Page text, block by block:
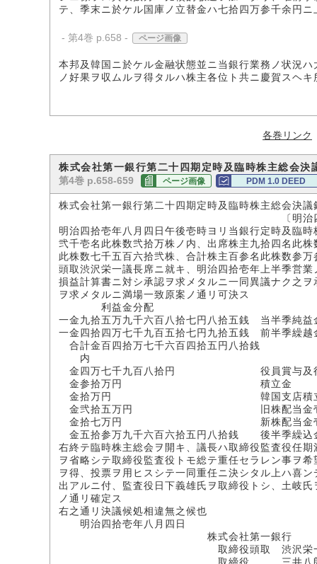
テ、季末ニ於ケル国庫ノ立替金ハ七拾四万参千余円ニ
- 第4巻 p.658 - ページ画像
本邦及韓国ニ於ケル金融状態並ニ当銀行業務ノ状況
ノ好果ヲ収ムルヲ得タルハ株主各位ト共ニ慶賀スヘキ
各巻リンク
株式会社第一銀行第二十四期定時及臨時株主総会
第4巻 p.658-659 ページ画像 PDM 1.0 DEED
株式会社第一銀行第二十四期定時及臨時株主総会決議
〔明治四一年八
明治四拾壱年八月四日午後壱時ヨリ当銀行定時及臨
弐千壱名此株数弐拾万株ノ内、出席株主九拾四名此
此株数七千五百六拾弐株、合計株主百参名此株数参
頭取渋沢栄一議長席ニ就キ、明治四拾壱年上半季営
損益計算書ニ対シ承認ヲ求メタルニ一同異議ナク之
ヲ求メタルニ満場一致原案ノ通リ可決ス
利益金分配
一金九拾五万九千六百八拾七円八拾五銭 当半季純益
一金四拾四万七千九百五拾七円九拾五銭 前半季繰越
合計金百四拾万七千六百四拾五円八拾銭
内
金四万七千九百八拾円 役員賞与及行
金参拾万円 積立金
金拾万円 韓国支店積立
金弐拾五万円 旧株配当金壱株ニツ
金拾七万円 新株配当金壱株ニツキ
金五拾参万九千六百六拾五円八拾銭 後半季繰込
右終テ臨時株主総会ヲ開キ、議長ハ取締役監査役任
ヲ省略シテ取締役監査役トモ総テ重任セラレン事ヲ
ヲ得、投票ヲ用ヒスシテ一同重任ニ決シタル上ハ喜
出アルニ付、監査役日下義雄氏ヲ取締役トシ、土岐
ノ通リ確定ス
右之通リ決議候処相違無之候也
明治四拾壱年八月四日
株式会社第一銀行
取締役頭取 渋沢栄